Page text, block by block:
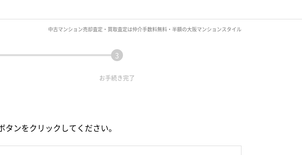
中古マンション売却査定・買取査定は仲介手数料無料・半額の大阪マンションスタイル
お手続き完了
ンをクリックしてください。